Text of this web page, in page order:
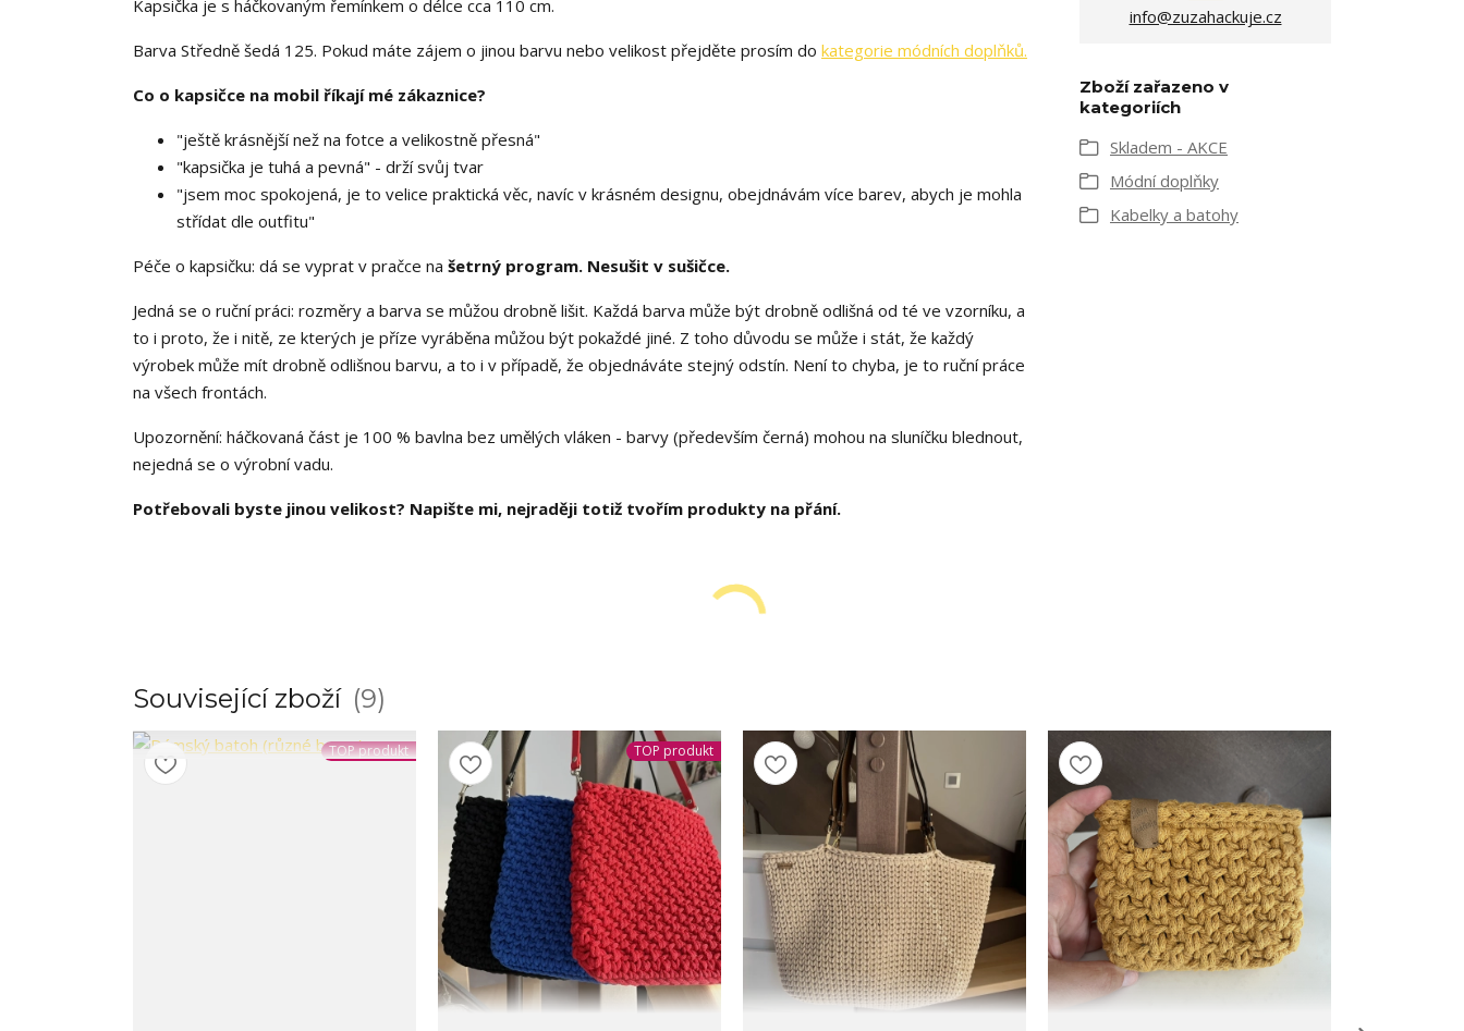
Kapsička je s háčkovaným řemínkem o délce cca 110 cm.
Barva Středně šedá 125. Pokud máte zájem o jinou barvu nebo velikost přejděte prosím do kategorie módních doplňků.
Co o kapsičce na mobil říkají mé zákaznice?
"ještě krásnější než na fotce a velikostně přesná"
"kapsička je tuhá a pevná" - drží svůj tvar
"jsem moc spokojená, je to velice praktická věc, navíc v krásném designu, obejdnávám více barev, abych je mohla
střídat dle outfitu"
Péče o kapsičku: dá se vyprat v pračce na šetrný program. Nesušit v sušičce.
Jedná se o ruční práci: rozměry a barva se můžou drobně lišit. Každá barva může být drobně odlišná od té ve vzorníku, a
to i proto, že i nitě, ze kterých je příze vyráběna můžou být pokaždé jiné. Z toho důvodu se může i stát, že každý
výrobek může mít drobně odlišnou barvu, a to i v případě, že objednáváte stejný odstín. Není to chyba, je to ruční práce
na všech frontách.
Upozornění: háčkovaná část je 100 % bavlna bez umělých vláken - barvy (především černá) mohou na sluníčku blednout,
nejedná se o výrobní vadu.
Potřebovali byste jinou velikost? Napište mi, nejraději totiž tvořím produkty na přání.
info@zuzahackuje.cz
Zboží zařazeno v
kategoriích
Skladem - AKCE
Módní doplňky
Kabelky a batohy
Související zboží 9
TOP produkt TOP produkt